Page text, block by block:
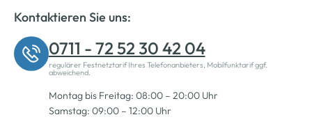
Kontaktieren Sie uns:
0711 - 72 52 30 42 04
regulärer Festnetztarif Ihres Telefonanbieters, Mobilfunktarif ggf.
abweichend.
Montag bis Freitag: 08:00 – 20:00 Uhr
Samstag: 09:00 – 12:00 Uhr